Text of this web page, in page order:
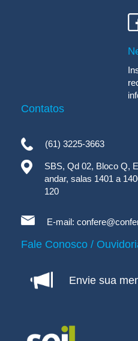
Contatos
(61) 3225-3663
SBS, Qd 02, Bloco Q,
andar, salas 1401 a
120
E-mail:
Fale Conosco /
Envie sua